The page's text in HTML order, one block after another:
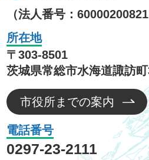
（法人番号：
所在地
〒303-8501
茨城県常総市水海道諏訪
市役所までの案内
電話番号
0297-23-2111